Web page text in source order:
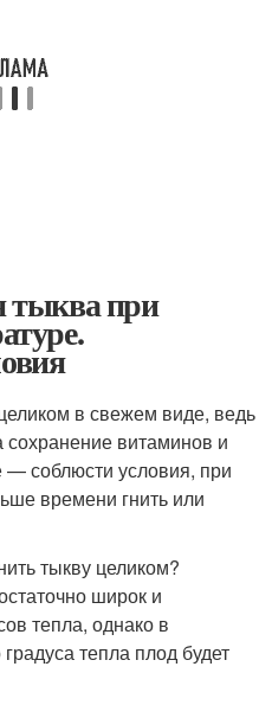
тыква при
в свежем виде, ведь
витаминов и
соблюсти условия, при
времени гнить или
тыкву целиком?
широк и
тепла, однако в
тепла плод будет